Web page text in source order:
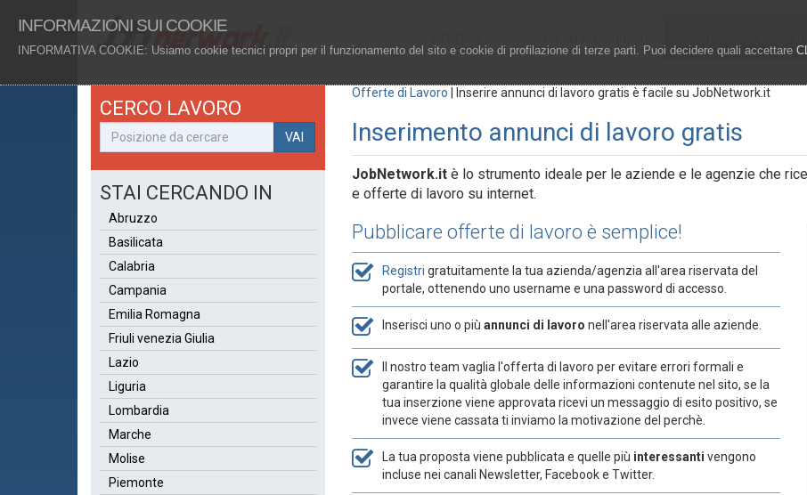
Offerte di Lavoro Inserire annunci di lavoro gratis è facile su JobNetwork.it
Inserimento annunci di lavoro gratis
JobNetwork.itè lo strumento ideale per le aziende e le agenzie che
e offerte di lavoro su internet.
Pubblicare offerte di lavoro è semplice!
Registri gratuitamente la tua azienda/agenzia all'area riservata del
portale, ottenendo uno username e una password di accesso.
Inserisci uno o più annunci di lavoro nell'area riservata alle aziende.
Il nostro team vaglia l'offerta di lavoro per evitare errori formali e
garantire la qualità globale delle informazioni contenute nel sito, se la
tua inserzione viene approvata ricevi un messaggio di esito positivo, se
invece viene cassata ti inviamo la motivazione del perchè.
La tua proposta viene pubblicata e quelle più interessanti vengono
incluse nei canali Newsletter, Facebook e Twitter.
CERCO LAVORO
VAI
STAI CERCANDO IN
Abruzzo
Basilicata
Calabria
Campania
Emilia Romagna
Friuli venezia Giulia
Lazio
Liguria
Lombardia
Marche
Molise
Piemonte
INFORMAZIONI SUI COOKIE
INFORMATIVA COOKIE: Usiamo cookie tecnici propri per il funzionamento del sito e cookie di profilazione di terze parti. Puoi decidere quali accettare